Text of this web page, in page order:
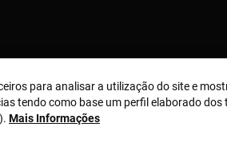
para analisar a utilização do site e
tendo como base um perfil elaborado dos
Mais Informações